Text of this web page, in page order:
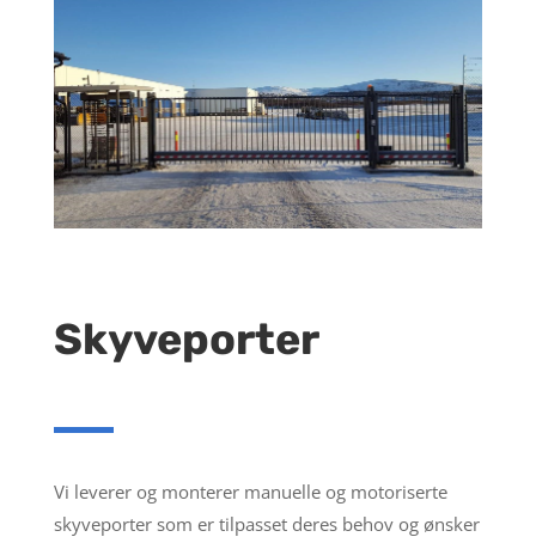
Skyveporter
Vi leverer og monterer manuelle og motoriserte
skyveporter som er tilpasset deres behov og ønsker